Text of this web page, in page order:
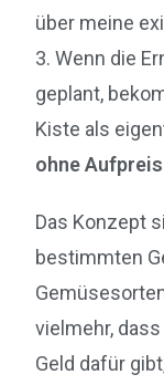
über meine
3. Wenn die
geplant,
Kiste als
ohne Aufpreis
Das Konzept
bestimmten
vielmehr,
Geld dafür